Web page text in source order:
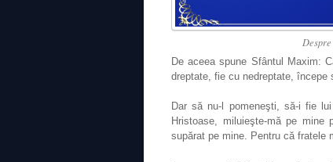
De aceea spune Sfântul Maxim:
dreptate, fie cu nedreptate, începe
Dar să nu-l pomeneşti, să-i fie
Hristoase, miluieşte-mă pe
supărat pe mine. Pentru că fratele